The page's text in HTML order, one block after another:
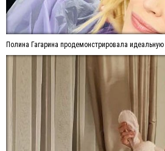
Полина Гагарина продемонстрировала идеальную